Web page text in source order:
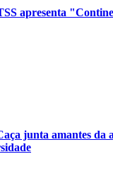
apresenta
junta amantes da